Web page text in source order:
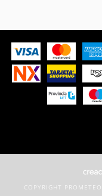
COPYRIGHT